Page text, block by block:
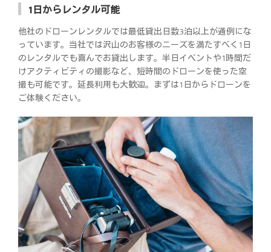
1日からレンタル可能
他社のドローンレンタルでは最低貸出日数3泊以上が通例にな
っています。当社では沢山のお客様のニーズを満たすべく1日
のレンタルでも喜んでお貸出します。半日イベントや1時間だ
けアクティビティの撮影など、短時間のドローンを使った空
撮も可能です。延長利用も大歓迎。まずは1日からドローンを
ご体験ください。